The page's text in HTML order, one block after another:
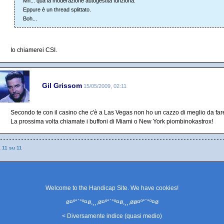
Eppure è un thread splittato.
Boh...
Io chiamerei CSI.
Gil Grissom 15/05/2009, 02:11
Secondo te con il casino che c'è a Las Vegas non ho un cazzo di meglio da
La prossima volta chiamate i buffoni di Miami o New York piombinokastrox!
11 su 11
Welcome to the Handicap Site. We have cookies!
ø¤º°`°º¤ø,¸¸,ø¤º°`°º¤ø,¸¸,øø¤º°`°º¤ø
< Diversamente indice (quasi medio)